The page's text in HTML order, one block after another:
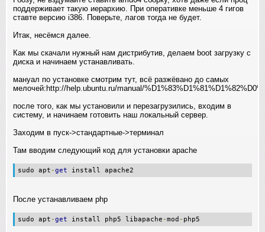
поддерживает такую иерархию. При оперативке меньше 4 гигов
ставте версию i386. Поверьте, лагов тогда не будет.
Итак, несёмся далее.
Как мы скачали нужный нам дистрибутив, делаем boot загрузку с
диска и начинаем устанавливать.
мануал по установке смотрим тут, всё разжёвано до самых
мелочей:http://help.ubuntu.ru/manual/
после того, как мы установили и перезагрузились, входим в
систему, и начинаем готовить наш локальный сервер.
Заходим в пуск->стандартные->терминал
Там вводим следующий код для установки apache
sudo apt -get install apache2
После устанавливаем php
sudo apt -get install php5 libapache -mod - php5